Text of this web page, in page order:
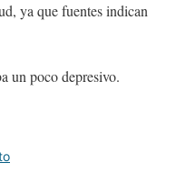
ya que fuentes indican
un poco depresivo.